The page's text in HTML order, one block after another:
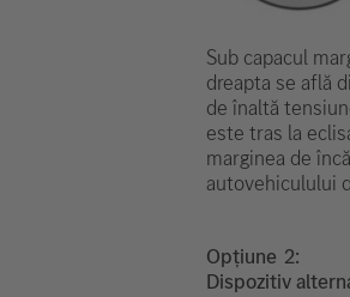
Sub capacul
dreapta se află
de înaltă
este tras la
marginea de
autovehiculului
Opțiune
Dispozitiv